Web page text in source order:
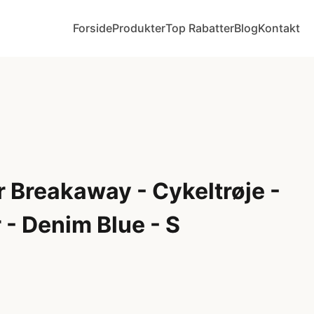
ForsideProdukterTop RabatterBlogKontakt
Breakaway - Cykeltrøje -
Denim Blue - S